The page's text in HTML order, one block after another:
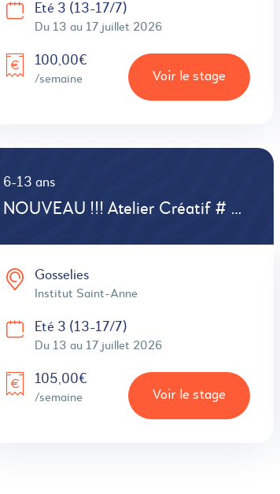
Eté 3 (13-17/7)
Du 13 au 17 juillet 2026
100,00€
/semaine Voir le stage
6-13 ans
NOUVEAU !!! Atelier Créatif # Expériences scientifiques & créations
Gosselies
Institut Saint-Anne
Eté 3 (13-17/7)
Du 13 au 17 juillet 2026
105,00€
/semaine Voir le stage